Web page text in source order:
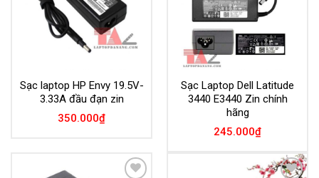
Sạc laptop HP Envy 19.5V-
3.33A đầu đạn zin
350.000₫
Sạc Laptop Dell Latitude
3440 E3440 Zin chính
hãng
245.000₫